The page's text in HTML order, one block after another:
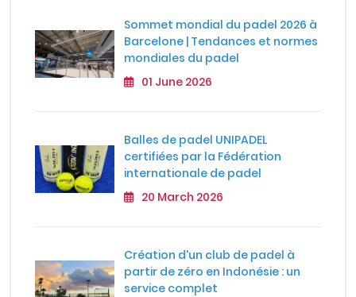
Sommet mondial du padel 2026 à
Barcelone | Tendances et normes
mondiales du padel
01 June 2026
Balles de padel UNIPADEL
certifiées par la Fédération
internationale de padel
20 March 2026
Création d'un club de padel à
partir de zéro en Indonésie : un
service complet